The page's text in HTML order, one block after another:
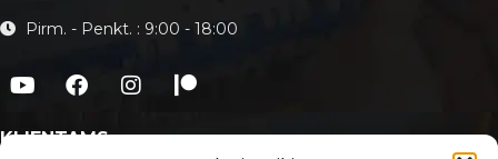
Pirm. - Penkt. : 9:00 - 18:00
KLIENTAMS